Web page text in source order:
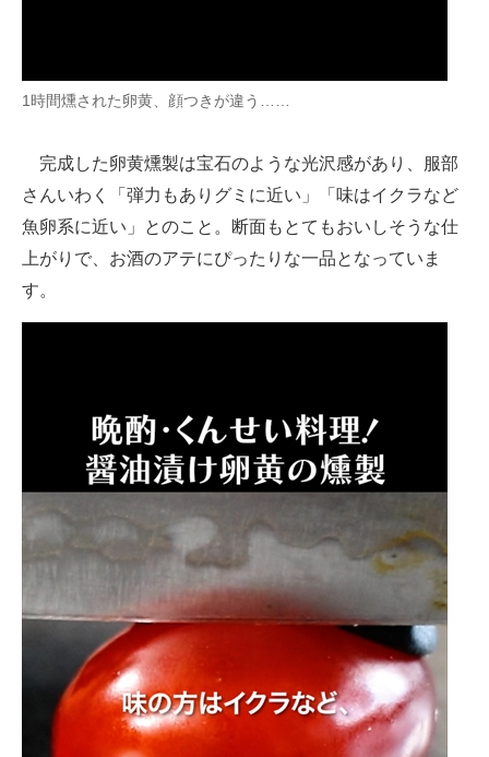
1時間燻された卵黄、顔つきが違う……
完成した卵黄燻製は宝石のような光沢感があり、服部
さんいわく「弾力もありグミに近い」「味はイクラなど
魚卵系に近い」とのこと。断面もとてもおいしそうな仕
上がりで、お酒のアテにぴったりな一品となっていま
す。